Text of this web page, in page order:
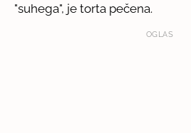
"suhega", je torta pečena.
OGLAS